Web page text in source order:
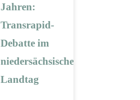
Jahren:
Transrapid-
Debatte im
niedersächsischen
Landtag